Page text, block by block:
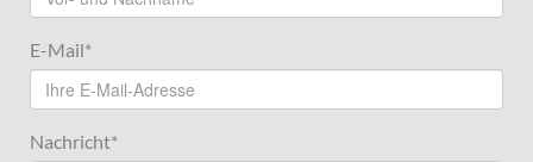
E-Mail*
Nachricht*